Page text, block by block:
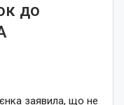
до
заявила, що не